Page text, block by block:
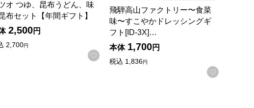
りに登録する
オ つゆ、昆布うどん、味
布セット【年間ギフト】
2,500円
2,700円
お気に入りに登録する
飛騨高山ファクトリー〜食菜
味〜すこやかドレッシングギ
フト[ID-3X]…
本体 1,700円
税込 1,836円
お気に入